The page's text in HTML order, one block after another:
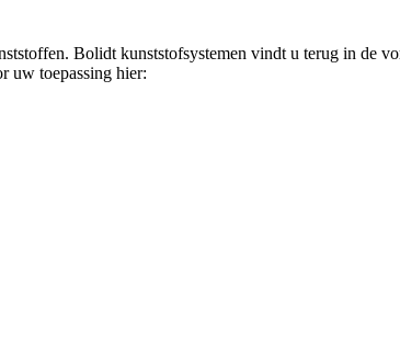
Bolidt kunststofsystemen vindt u terug in de
uw toepassing hier: